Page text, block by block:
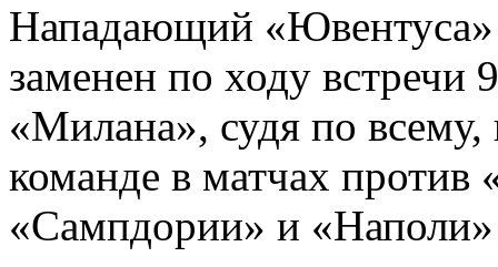
Нападающий
заменен по ходу встречи
«Милана», судя по
команде в матчах
«Сампдории» и